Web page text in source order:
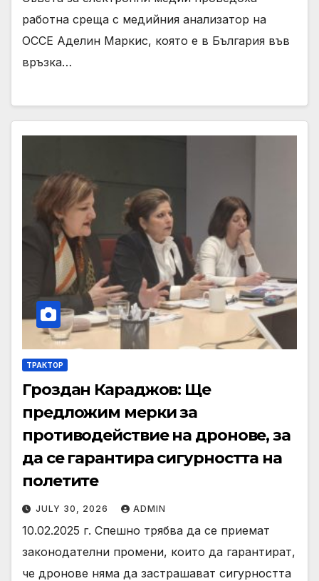
работна среща с медийния анализатор на
ОССЕ Аделин Маркис, която е в България във
връзка…
ТРАКТОР
Гроздан Караджов: Ще
предложим мерки за
противодействие на дронове, за
да се гарантира сигурността на
полетите
JULY 30, 2026 ADMIN
10.02.2025 г. Спешно трябва да се приемат
законодателни промени, които да гарантират,
че дронове няма да застрашават сигурността